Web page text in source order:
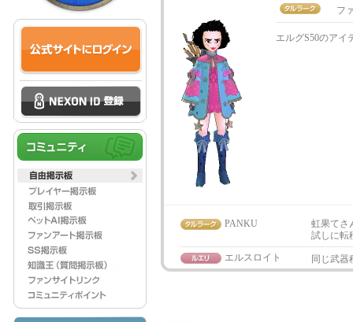
フ
エルグS50のアイ
PANKU
虹果てさ
試しに転
エルスロイト
同じ武